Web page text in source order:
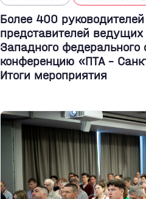
Более 400
представителей
Западного федерального
конференцию «ПТА –
Итоги мероприятия